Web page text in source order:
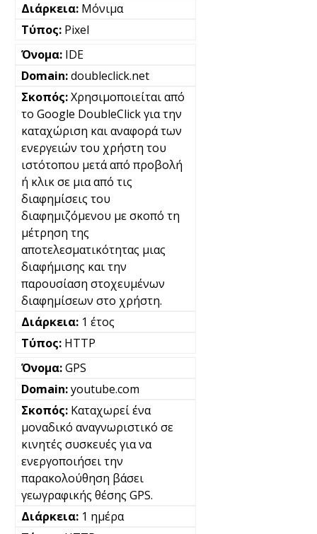
Μόνιμα
Pixel
IDE
doubleclick.net
Χρησιμοποιείται από
το Google DoubleClick για την
καταχώριση και αναφορά των
ενεργειών του χρήστη του
ιστότοπου μετά από προβολή
ή κλικ σε μια από τις
διαφημίσεις του
διαφημιζόμενου με σκοπό τη
μέτρηση της
αποτελεσματικότητας μιας
διαφήμισης και την
παρουσίαση στοχευμένων
διαφημίσεων στο χρήστη.
1 έτος
HTTP
GPS
youtube.com
Καταχωρεί ένα
μοναδικό αναγνωριστικό σε
κινητές συσκευές για να
ενεργοποιήσει την
παρακολούθηση βάσει
γεωγραφικής θέσης GPS.
1 ημέρα